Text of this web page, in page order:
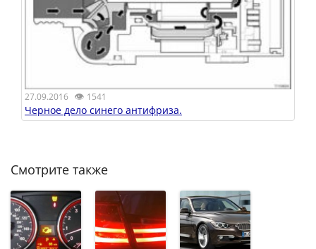
27.09.2016 👁 1541
Черное дело синего антифриза.
Смотрите также